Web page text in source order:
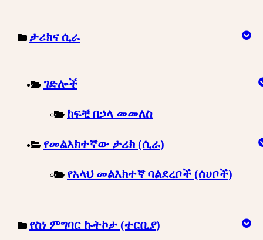
ታሪክና ሲራ
ገድሎች
ከፍቺ በኃላ መመለስ
የመልእክተኛው ታሪክ (ሲራ)
የአላህ መልእክተኛ ባልደረቦች (ሰሀቦች)
የስነ ምግባር ኩትኮታ (ተርቢያ)